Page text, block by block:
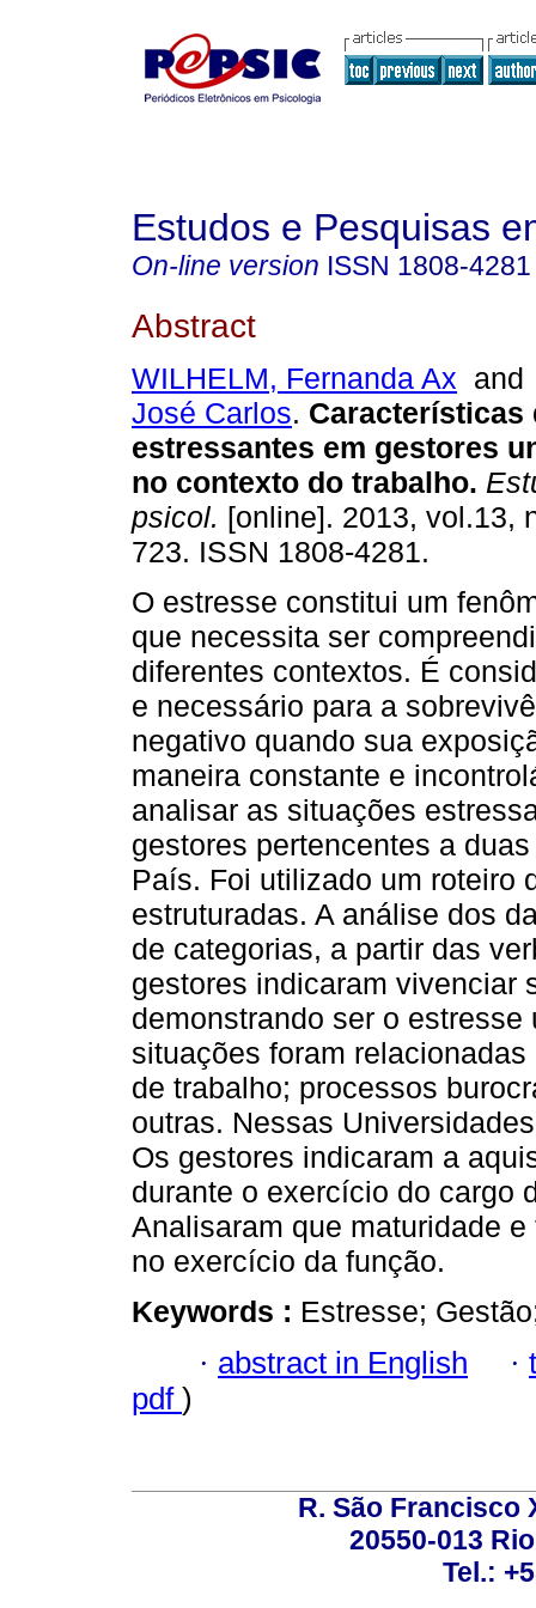
Estudos e Pesquisas
On-line version ISSN 1808-4281
Abstract
WILHELM, Fernanda Ax
José Carlos. Características
estressantes em gestores
no contexto do trabalho.
psicol. [online]. 2013, vol.13,
723. ISSN 1808-4281.
O estresse constitui um
que necessita ser
diferentes contextos. É
e necessário para a
negativo quando sua
maneira constante e
analisar as situações
gestores pertencentes a
País. Foi utilizado um roteiro
estruturadas. A análise dos
de categorias, a partir das
gestores indicaram vivenciar
demonstrando ser o
situações foram
de trabalho; processos
outras. Nessas
Os gestores indicaram a
durante o exercício do cargo
Analisaram que maturidade
no exercício da função.
Keywords : Estresse;
· abstract in English ·
pdf )
R. São Francisco
20550-013
Tel.: